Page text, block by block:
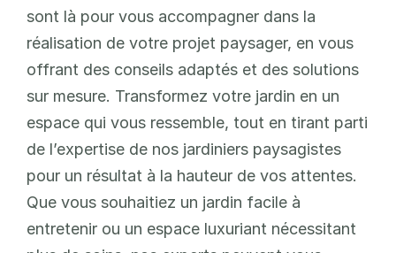
sont là pour vous accompagner dans la
réalisation de votre projet paysager, en vous
offrant des conseils adaptés et des solutions
sur mesure. Transformez votre jardin en un
espace qui vous ressemble, tout en tirant parti
de l’expertise de nos jardiniers paysagistes
pour un résultat à la hauteur de vos attentes.
Que vous souhaitiez un jardin facile à
entretenir ou un espace luxuriant nécessitant